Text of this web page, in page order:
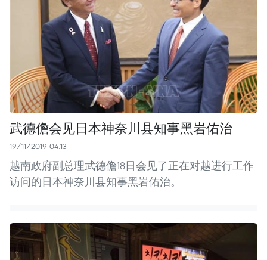
武德儋会见日本神奈川县知事黑岩佑治
19/11/2019 04:13
越南政府副总理武德儋18日会见了正在对越进行工作
访问的日本神奈川县知事黑岩佑治。